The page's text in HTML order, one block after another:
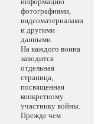
фотографиями,
видеоматериалами
и другими
данными.
На каждого воина
заводится
отдельная
страница,
посвященная
конкретному
участнику войны.
Прежде чем